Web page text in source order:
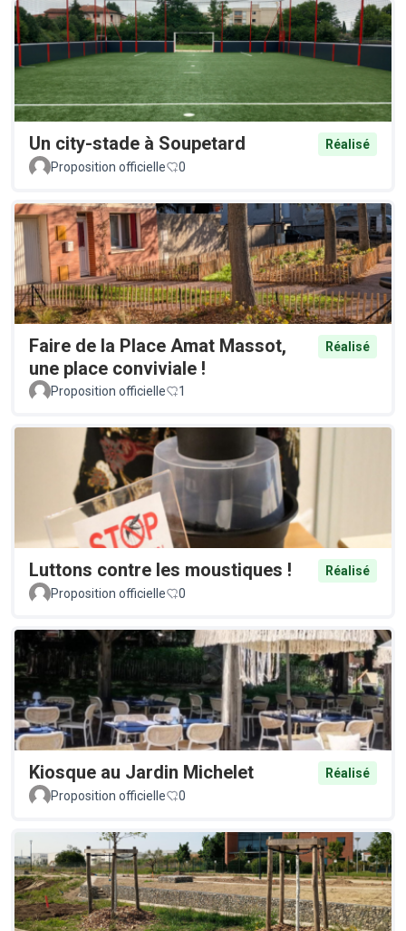
Un city-stade à Soupetard
Réalisé
Proposition officielle
0
Faire de la Place Amat Massot,
une place conviviale !
Réalisé
Proposition officielle 1
Luttons contre les moustiques !
Réalisé
Proposition officielle
0
Kiosque au Jardin Michelet
Réalisé
Proposition officielle
0